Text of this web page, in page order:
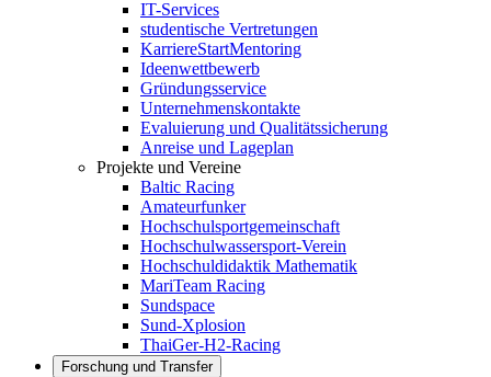
IT-Services
studentische Vertretungen
KarriereStartMentoring
Ideenwettbewerb
Gründungsservice
Unternehmenskontakte
Evaluierung und Qualitätssicherung
Anreise und Lageplan
Projekte und Vereine
Baltic Racing
Amateurfunker
Hochschulsportgemeinschaft
Hochschulwassersport-Verein
Hochschuldidaktik Mathematik
MariTeam Racing
Sundspace
Sund-Xplosion
ThaiGer-H2-Racing
Forschung und Transfer